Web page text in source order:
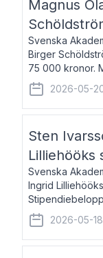
Magnus
Svenska
Birger
75 000 kronor.
bosatt i
hovman. Han
2026-05-
Sten
Lilliehööks
Svenska
Ingrid
född 1979, är
2026-05-18